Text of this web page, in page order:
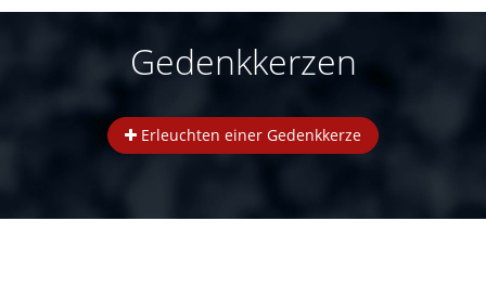
Gedenkkerzen
Erleuchten einer Gedenkkerze